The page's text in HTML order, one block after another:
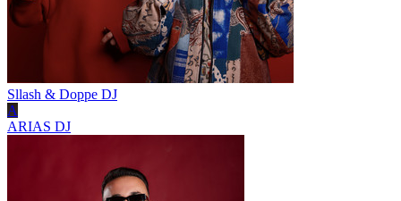
Sllash & Doppe DJ
A
ARIAS DJ